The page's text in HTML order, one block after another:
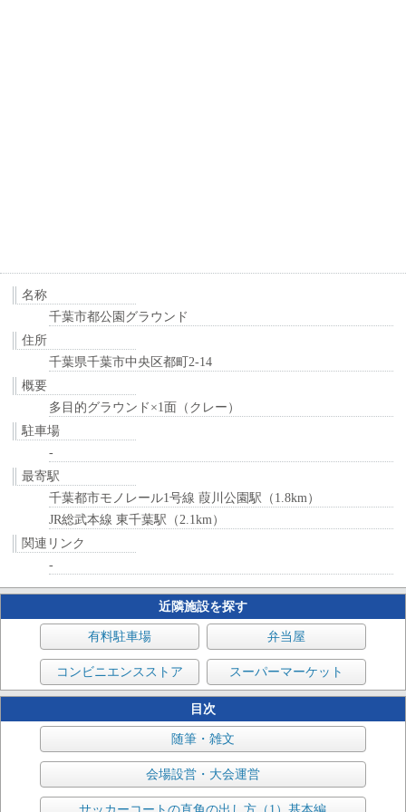
名称
千葉市都公園グラウンド
住所
千葉県千葉市中央区都町2-14
概要
多目的グラウンド×1面（クレー）
駐車場
-
最寄駅
千葉都市モノレール1号線 葭川公園駅（1.8km）
JR総武本線 東千葉駅（2.1km）
関連リンク
-
近隣施設を探す
有料駐車場 弁当屋
コンビニエンスストア スーパーマーケット
目次
随筆・雑文
会場設営・大会運営